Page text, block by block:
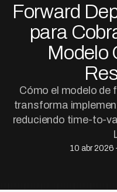
Forward
para
Modelo
Cómo el modelo de
transforma
reduciendo time-to-
10 abr 2026